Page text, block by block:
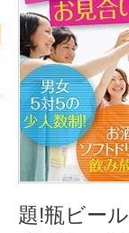
題!瓶ビー